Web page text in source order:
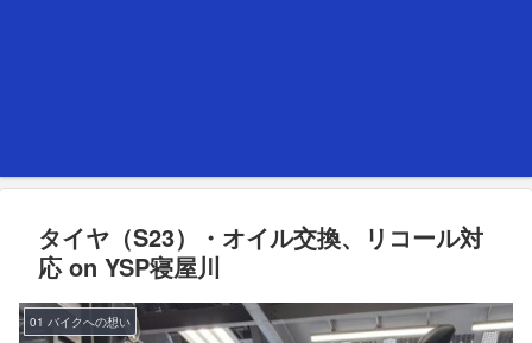
タイヤ（S23）・オイル交換、リコール対
応 on YSP寝屋川
01 バイクへの想い